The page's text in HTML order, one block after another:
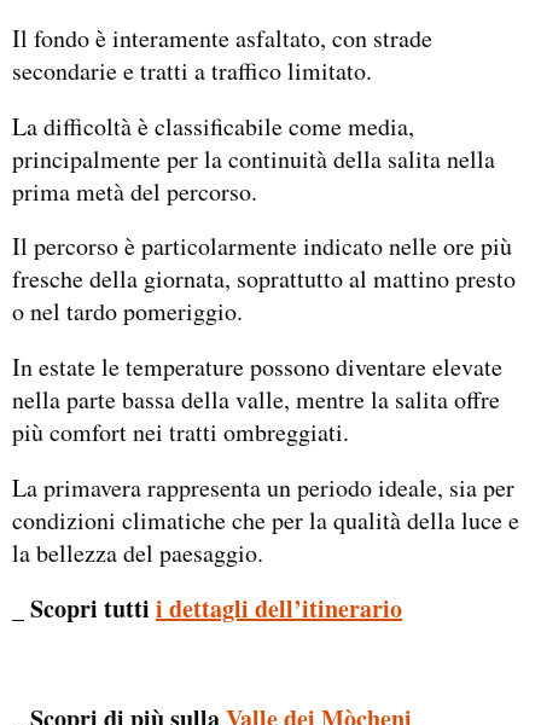
Il fondo è interamente asfaltato, con strade
secondarie e tratti a traffico limitato.
La difficoltà è classificabile come media,
principalmente per la continuità della salita nella
prima metà del percorso.
Il percorso è particolarmente indicato nelle ore più
fresche della giornata, soprattutto al mattino presto
o nel tardo pomeriggio.
In estate le temperature possono diventare elevate
nella parte bassa della valle, mentre la salita offre
più comfort nei tratti ombreggiati.
La primavera rappresenta un periodo ideale, sia per
condizioni climatiche che per la qualità della luce e
la bellezza del paesaggio.
_ Scopri tutti i dettagli dell’itinerario